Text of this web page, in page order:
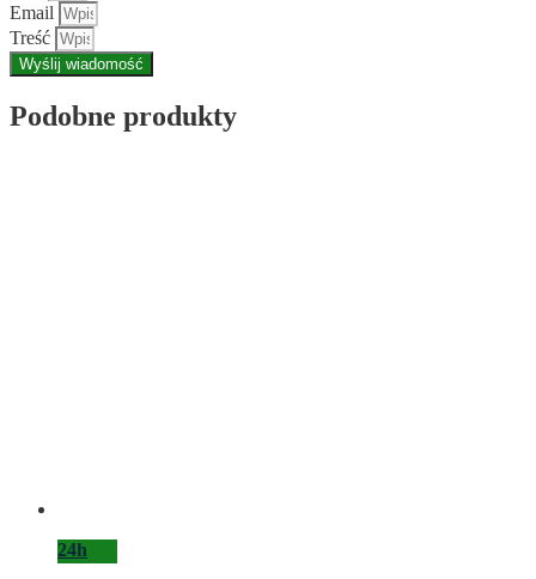
Email
Treść
Wyślij wiadomość
Podobne produkty
24h